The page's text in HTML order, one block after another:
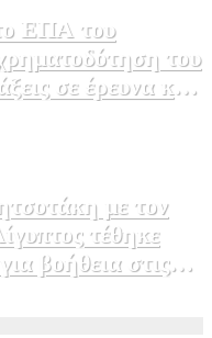
ΕΠΑ του
του
σε έρευνα και
με τον
τέθηκε
βοήθεια στις